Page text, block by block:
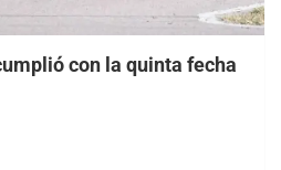
con la quinta fecha